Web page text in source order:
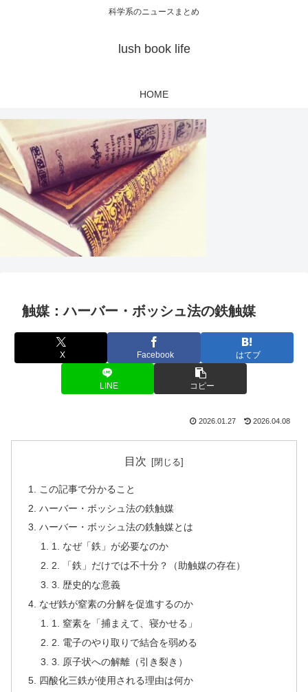
科学系のニュースまとめ
lush book life
HOME
触媒：ハーバー・ボッシュ法の鉄触媒
X Facebook はてブ
LINE コピー
2026.01.27 2026.04.08
目次
この記事で分かること
ハーバー・ボッシュ法の鉄触媒
ハーバー・ボッシュ法の鉄触媒とは
1. なぜ「鉄」が必要なのか
2. 「鉄」だけでは不十分？（助触媒の存在）
3. 歴史的な意義
なぜ鉄が窒素の分解を促進するのか
1. 窒素を「捕まえて、寝かせる」
2. 電子のやり取りで結合を弱める
3. 原子状への解離（引き裂き）
四酸化三鉄が使用される理由は何か